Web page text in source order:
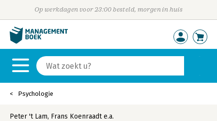
Op werkdagen voor 23:00 besteld, morgen in huis
Psychologie
Peter 't Lam, Frans Koenraadt e.a.